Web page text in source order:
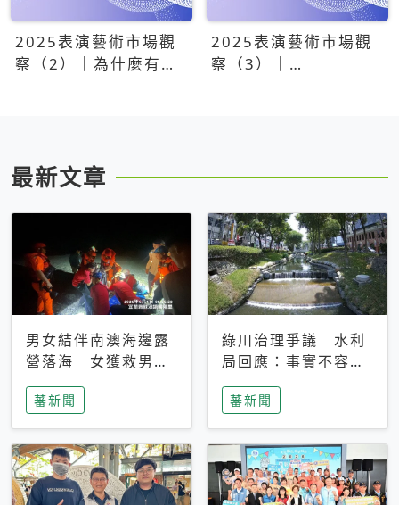
2025表演藝術市場觀
察（2）｜為什麼有些
2025表演藝術市場觀
察（3）｜
最新文章
男女結伴南澳海邊露
營落海 女獲救男仍
搜救中
蕃新聞
綠川治理爭議 水利
局回應：事實不容被
選擇性解讀
蕃新聞